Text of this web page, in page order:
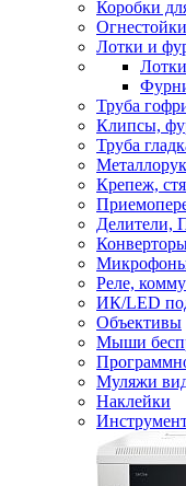
Коробки
Лотки и
Лотки
Труба
Клипсы,
Труба
Крепеж,
Делители,
Реле,
ИК/LED
Объективы
Мыши
Муляжи
Наклейки